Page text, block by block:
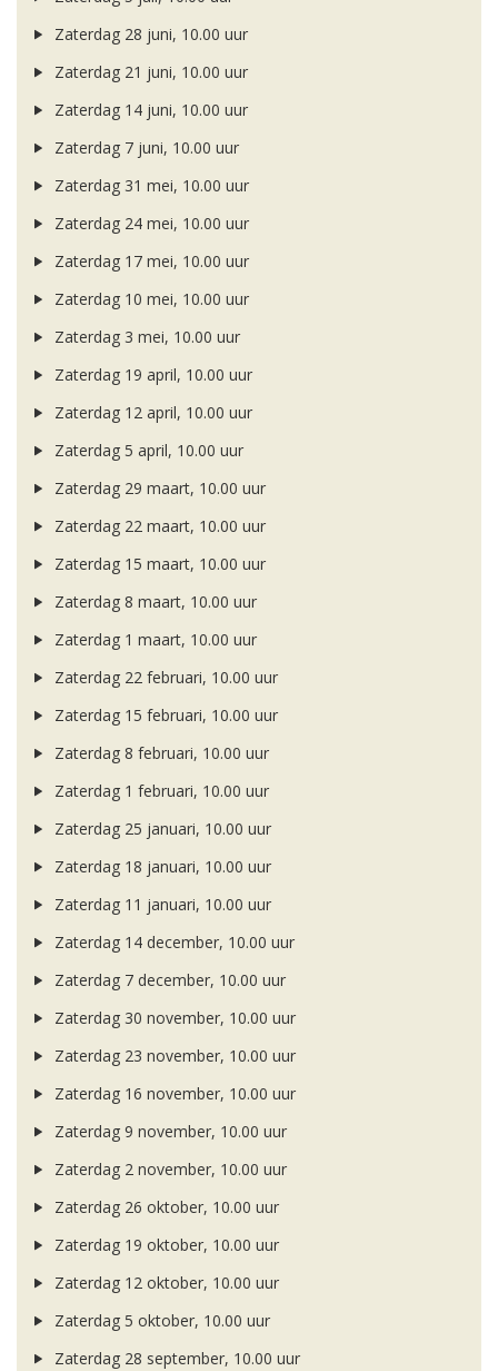
Zaterdag 28 juni, 10.00 uur
Zaterdag 21 juni, 10.00 uur
Zaterdag 14 juni, 10.00 uur
Zaterdag 7 juni, 10.00 uur
Zaterdag 31 mei, 10.00 uur
Zaterdag 24 mei, 10.00 uur
Zaterdag 17 mei, 10.00 uur
Zaterdag 10 mei, 10.00 uur
Zaterdag 3 mei, 10.00 uur
Zaterdag 19 april, 10.00 uur
Zaterdag 12 april, 10.00 uur
Zaterdag 5 april, 10.00 uur
Zaterdag 29 maart, 10.00 uur
Zaterdag 22 maart, 10.00 uur
Zaterdag 15 maart, 10.00 uur
Zaterdag 8 maart, 10.00 uur
Zaterdag 1 maart, 10.00 uur
Zaterdag 22 februari, 10.00 uur
Zaterdag 15 februari, 10.00 uur
Zaterdag 8 februari, 10.00 uur
Zaterdag 1 februari, 10.00 uur
Zaterdag 25 januari, 10.00 uur
Zaterdag 18 januari, 10.00 uur
Zaterdag 11 januari, 10.00 uur
Zaterdag 14 december, 10.00 uur
Zaterdag 7 december, 10.00 uur
Zaterdag 30 november, 10.00 uur
Zaterdag 23 november, 10.00 uur
Zaterdag 16 november, 10.00 uur
Zaterdag 9 november, 10.00 uur
Zaterdag 2 november, 10.00 uur
Zaterdag 26 oktober, 10.00 uur
Zaterdag 19 oktober, 10.00 uur
Zaterdag 12 oktober, 10.00 uur
Zaterdag 5 oktober, 10.00 uur
Zaterdag 28 september, 10.00 uur